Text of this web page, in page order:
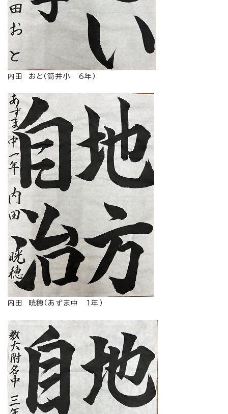
内田 おと（筒井小 6年）
内田 晄穂（あずま中 1年）